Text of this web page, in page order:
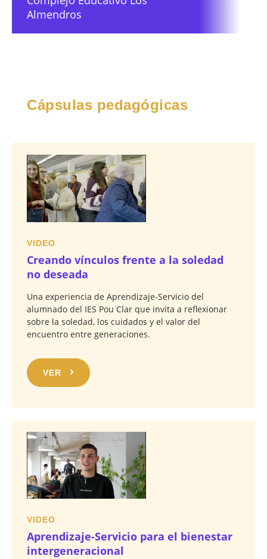
Almendros
Cápsulas pedagógicas
VIDEO
Creando vínculos frente a la soledad
no deseada
Una experiencia de Aprendizaje-Servicio del
alumnado del IES Pou Clar que invita a reflexionar
sobre la soledad, los cuidados y el valor del
encuentro entre generaciones.
VER
VIDEO
Aprendizaje-Servicio para el bienestar
intergeneracional